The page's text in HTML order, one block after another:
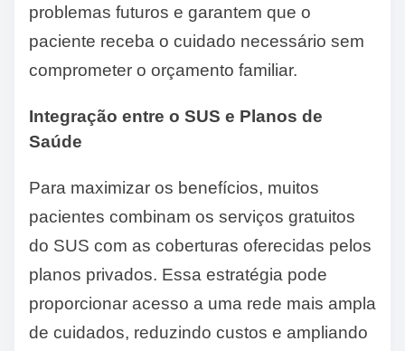
problemas futuros e garantem que o
paciente receba o cuidado necessário sem
comprometer o orçamento familiar.
Integração entre o SUS e Planos de
Saúde
Para maximizar os benefícios, muitos
pacientes combinam os serviços gratuitos
do SUS com as coberturas oferecidas pelos
planos privados. Essa estratégia pode
proporcionar acesso a uma rede mais ampla
de cuidados, reduzindo custos e ampliando